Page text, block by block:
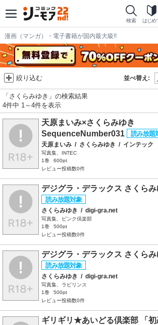
検索 はじめ
漫画（マンガ）・電子書籍が国内最大級!!
並べ替え:
絞り込む
「さくらみゆき」の検索結果
4件中 1～4件を表示
天原まいみ×さくらみゆき
SequenceNumber031
天原まいみ / さくらみゆき / インテック
写真集、INTEC
1巻
600pt
レビュー投稿数0件
デジグラ・デラックス さくら
さくらみゆき / digi-gra.net
写真集、ピンク倶楽部
1巻
500pt
レビュー投稿数0件
デジグラ・デラックス さくら
さくらみゆき / digi-gra.net
写真集、ラビリンス
1巻
500pt
レビュー投稿数0件
ギリギリ★あいどる倶楽部 「初